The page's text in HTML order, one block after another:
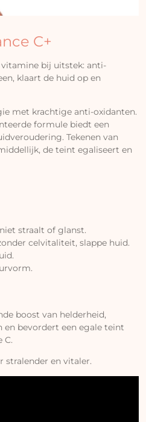
C+
bij uitstek: anti-
klaart de huid op en
met krachtige anti-oxidanten.
formule biedt een
Tekenen van
de teint egaliseert en
straalt of glanst.
celvitaliteit, slappe huid.
boost van helderheid,
bevordert een egale teint
C.
stralender en vitaler.